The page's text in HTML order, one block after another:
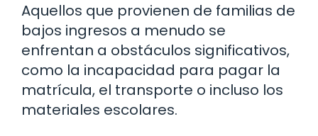
Aquellos que provienen de familias de
bajos ingresos a menudo se
enfrentan a obstáculos significativos,
como la incapacidad para pagar la
matrícula, el transporte o incluso los
materiales escolares.